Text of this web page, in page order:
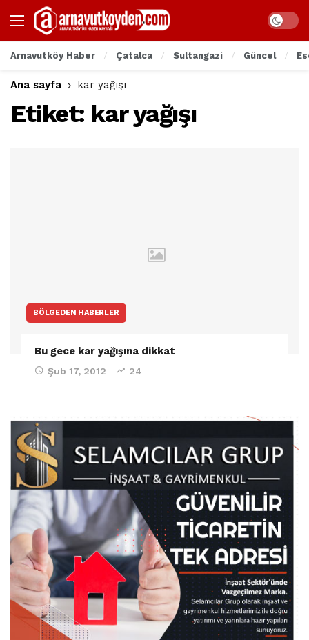
Arnavutköy Haber Çatalca Sultangazi Güncel
Ana sayfa kar yağışı
Etiket: kar yağışı
BÖLGEDEN HABERLER
Bu gece kar yağışına dikkat
Şub 17, 2012 24